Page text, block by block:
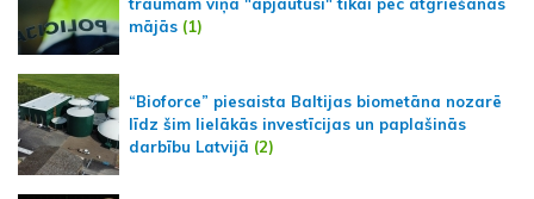
traumām viņa "apjautusi" tikai pēc atgriešanās
mājās (1)
“Bioforce” piesaista Baltijas biometāna nozarē
līdz šim lielākās investīcijas un paplašinās
darbību Latvijā (2)